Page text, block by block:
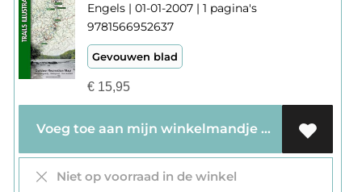
Engels | 01-01-2007 | 1 pagina's
9781566952637
Gevouwen blad
€15,95
Voeg toe aan mijn winkelmandje
Niet op voorraad in de winkel